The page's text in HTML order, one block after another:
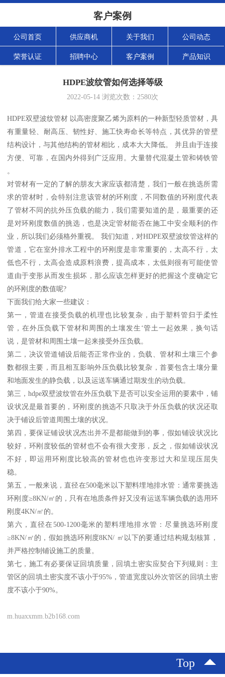
客户案例
公司首页 供应商机 关于我们 公司动态
荣誉认证 招聘中心 客户案例 产品知识
HDPE波纹管如何选择等级
2022-05-14 浏览次数： 2580次
HDPE双壁波纹管材 以高密度聚乙烯为原料的一种新型轻质管材，具
有重量轻、耐高压、韧性好、施工快寿命长等特点，其优异的管壁
结构设计，与其他结构的管材相比，成本大大降低。 并且由于连接
方便、可靠，在国内外得到广泛应用。大量替代混凝土管和铸铁管
。
对管材有一定的了解的朋友大家应该都清楚，我们一般在挑选所需
求的管材时，会特别注意该管材的环刚度，不同数值的环刚度代表
了管材不同的抗外压负载的能力，我们需要知道的是，最重要的还
是对环刚度数值的挑选，也是决定管材能否在施工中安全顺利的作
业，所以我们必须格外重视。 我们知道，对HDPE双壁波纹管这样的
管道，它在室外排水工程中的环刚度是非常重要的，太高不行，太
低也不行，太高会造成原料浪费，提高成本，太低则很有可能使管
道由于变形从而发生损坏，那么应该怎样更好的把握这个度确定它
的环刚度的数值呢?
下面我们给大家一些建议：
第一，管道在接受负载的机理也比较复杂，由于塑料管归于柔性
管，在外压负载下管材和周围的土壤发生‘管土一起效果，换句话
说，是管材和周围土壤一起来接受外压负载。
第二，决议管道铺设后能否正常作业的，负载、管材和土壤三个参
数都很主要，而且相互影响外压负载比较复杂，首要包含土壤分量
和地面发生的静负载，以及运送车辆通过期发生的动负载。
第三，hdpe双壁波纹管在外压负载下是否可以安全运用的要素中，铺
设状况是最首要的，环刚度的挑选不只取决于外压负载的状况还取
决于铺设后管道周围土壤的状况。
第四，要保证铺设状况杰出并不是都能做到的事，假如铺设状况比
较好，环刚度较低的管材也不会有很大变形，反之，假如铺设状况
不好，即运用环刚度比较高的管材也也许变形过大和呈现压屈失
稳。
第五，一般来说，直径在500毫米以下塑料埋地排水管：通常要挑选
环刚度≥8KN/㎡的，只有在地质条件好又没有运送车辆负载的选用环
刚度4KN/㎡的。
第六，直径在500-1200毫米的塑料埋地排水管：尽量挑选环刚度
≥8KN/㎡的，假如挑选环刚度8KN/ ㎡以下的要通过结构规划核算，
并严格控制铺设施工的质量。
第七，施工有必要保证回填质量，回填土密实应契合下列规则：主
管区的回填土密实度不该小于95%，管道宽度以外次管区的回填土密
度不该小于90%。
m.huaxxmm.b2b168.com
Top